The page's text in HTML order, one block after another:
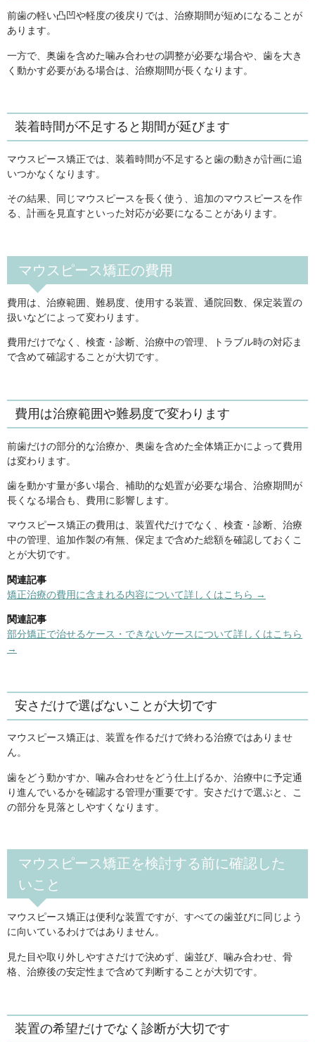
前歯の軽い凸凹や軽度の後戻りでは、治療期間が短めになることが
あります。
一方で、奥歯を含めた噛み合わせの調整が必要な場合や、歯を大き
く動かす必要がある場合は、治療期間が長くなります。
装着時間が不足すると期間が延びます
マウスピース矯正では、装着時間が不足すると歯の動きが計画に追
いつかなくなります。
その結果、同じマウスピースを長く使う、追加のマウスピースを作
る、計画を見直すといった対応が必要になることがあります。
マウスピース矯正の費用
費用は、治療範囲、難易度、使用する装置、通院回数、保定装置の
扱いなどによって変わります。
費用だけでなく、検査・診断、治療中の管理、トラブル時の対応ま
で含めて確認することが大切です。
費用は治療範囲や難易度で変わります
前歯だけの部分的な治療か、奥歯を含めた全体矯正かによって費用
は変わります。
歯を動かす量が多い場合、補助的な処置が必要な場合、治療期間が
長くなる場合も、費用に影響します。
マウスピース矯正の費用は、装置代だけでなく、検査・診断、治療
中の管理、追加作製の有無、保定まで含めた総額を確認しておくこ
とが大切です。
関連記事
矯正治療の費用に含まれる内容について詳しくはこちら →
関連記事
部分矯正で治せるケース・できないケースについて詳しくはこちら
→
安さだけで選ばないことが大切です
マウスピース矯正は、装置を作るだけで終わる治療ではありませ
ん。
歯をどう動かすか、噛み合わせをどう仕上げるか、治療中に予定通
り進んでいるかを確認する管理が重要です。安さだけで選ぶと、こ
の部分を見落としやすくなります。
マウスピース矯正を検討する前に確認した
いこと
マウスピース矯正は便利な装置ですが、すべての歯並びに同じよう
に向いているわけではありません。
見た目や取り外しやすさだけで決めず、歯並び、噛み合わせ、骨
格、治療後の安定性まで含めて判断することが大切です。
装置の希望だけでなく診断が大切です